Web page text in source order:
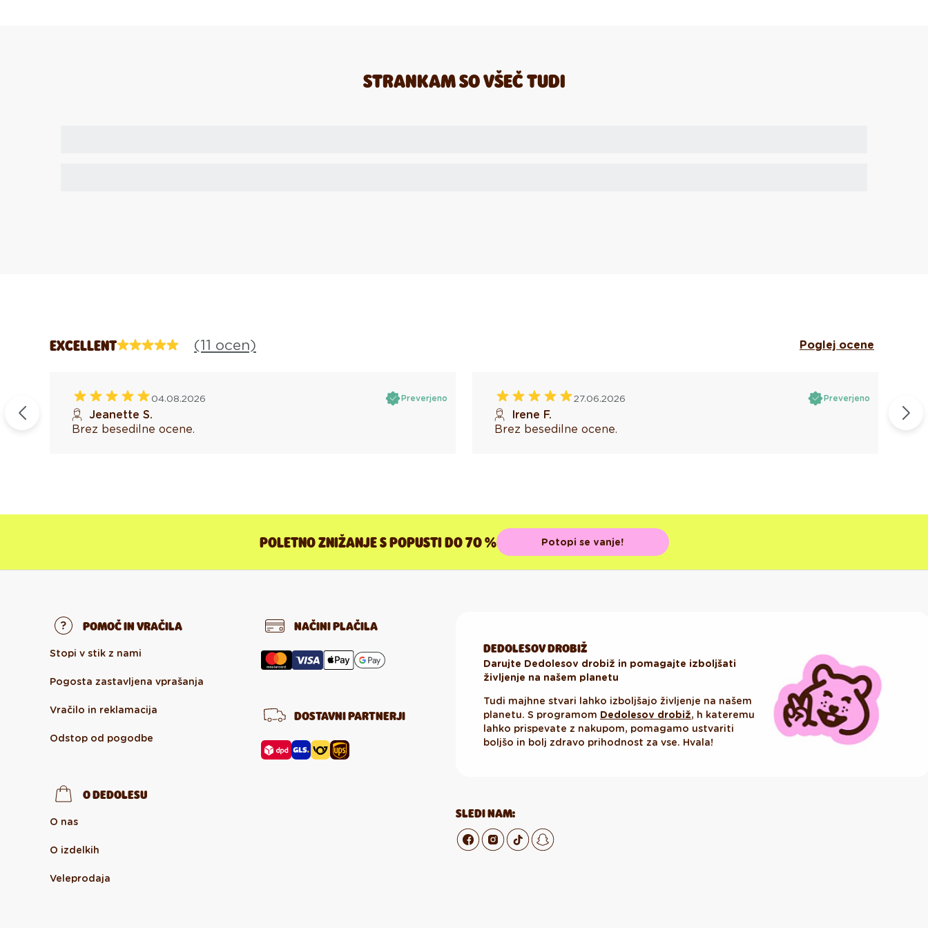
STRANKAM SO VŠEČ TUDI
EXCELLENT (11 ocen) Poglej ocene
04.08.2026 Preverjeno
Jeanette S.
Brez besedilne ocene.
27.06.2026 Preverjeno
Irene F.
Brez besedilne ocene.
POLETNO ZNIŽANJE S POPUSTI DO 70 % Potopi se vanje!
POMOČ IN VRAČILA
Stopi v stik z nami
Pogosta zastavljena vprašanja
Vračilo in reklamacija
Odstop od pogodbe
O DEDOLESU
O nas
O izdelkih
Veleprodaja
NAČINI PLAČILA
DOSTAVNI PARTNERJI
DEDOLESOV DROBIŽ
Darujte Dedolesov drobiž in pomagajte izboljšati
življenje na našem planetu
Tudi majhne stvari lahko izboljšajo življenje na našem
planetu. S programom Dedolesov drobiž, h kateremu
lahko prispevate z nakupom, pomagamo ustvariti
boljšo in bolj zdravo prihodnost za vse. Hvala!
SLEDI NAM: